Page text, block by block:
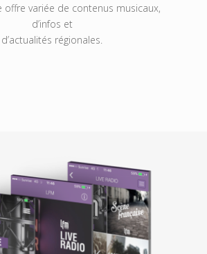
offre variée de contenus musicaux,
d’infos et
d’actualités régionales.